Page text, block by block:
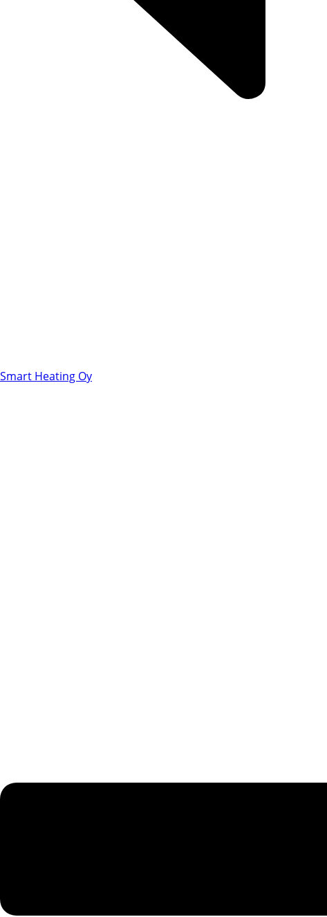
Smart Heating Oy